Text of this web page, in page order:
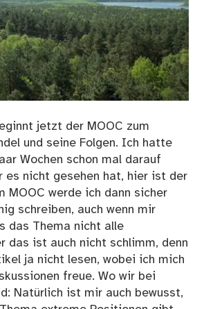
jetzt der MOOC zum
und seine Folgen. Ich hatte
Wochen schon mal darauf
es nicht gesehen hat, hier ist der
MOOC werde ich dann sicher
schreiben, auch wenn mir
das Thema nicht alle
das ist auch nicht schlimm, denn
ja nicht lesen, wobei ich mich
freue. Wo wir bei
Natürlich ist mir auch bewusst,